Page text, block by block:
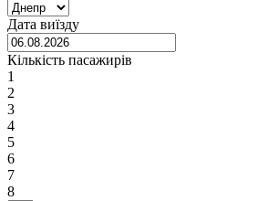
Дата виїзду
Кількість пасажирів
1
2
3
4
5
6
7
8